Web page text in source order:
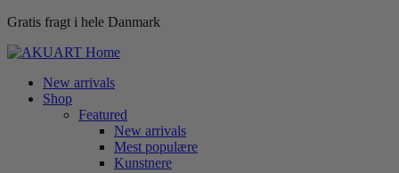
Gratis fragt i hele Danmark
New arrivals
Shop
Featured
New arrivals
Mest populære
Kunstnere